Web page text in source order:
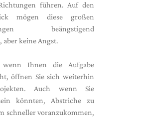
führen. Auf den
mögen diese großen
beängstigend
aber keine Angst.
wenn Ihnen die Aufgabe
öffnen Sie sich weiterhin
Auch wenn Sie
könnten, Abstriche zu
schneller voranzukommen,